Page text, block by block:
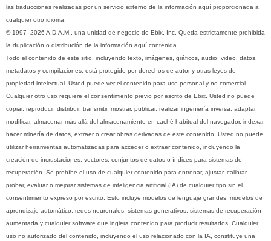
las traducciones realizadas por un servicio externo de la información aquí proporcionada a
cualquier otro idioma.
© 1997- 2026 A.D.A.M., una unidad de negocio de Ebix, Inc. Queda estrictamente prohibida
la duplicación o distribución de la información aquí contenida.
Todo el contenido de este sitio, incluyendo texto, imágenes, gráficos, audio, video, datos,
metadatos y compilaciones, está protegido por derechos de autor y otras leyes de
propiedad intelectual. Usted puede ver el contenido para uso personal y no comercial.
Cualquier otro uso requiere el consentimiento previo por escrito de Ebix. Usted no puede
copiar, reproducir, distribuir, transmitir, mostrar, publicar, realizar ingeniería inversa, adaptar,
modificar, almacenar más allá del almacenamiento en caché habitual del navegador, indexar,
hacer minería de datos, extraer o crear obras derivadas de este contenido. Usted no puede
utilizar herramientas automatizadas para acceder o extraer contenido, incluyendo la
creación de incrustaciones, vectores, conjuntos de datos o índices para sistemas de
recuperación. Se prohíbe el uso de cualquier contenido para entrenar, ajustar, calibrar,
probar, evaluar o mejorar sistemas de inteligencia artificial (IA) de cualquier tipo sin el
consentimiento expreso por escrito. Esto incluye modelos de lenguaje grandes, modelos de
aprendizaje automático, redes neuronales, sistemas generativos, sistemas de recuperación
aumentada y cualquier software que ingiera contenido para producir resultados. Cualquier
uso no autorizado del contenido, incluyendo el uso relacionado con la IA, constituye una